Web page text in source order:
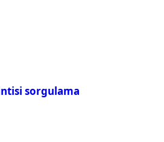
sorgulama